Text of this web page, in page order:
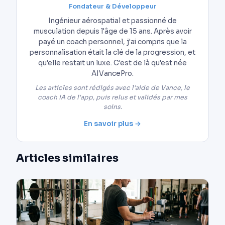
Fondateur & Développeur
Ingénieur aérospatial et passionné de
musculation depuis l'âge de 15 ans. Après avoir
payé un coach personnel, j'ai compris que la
personnalisation était la clé de la progression, et
qu'elle restait un luxe. C'est de là qu'est née
AIVancePro.
Les articles sont rédigés avec l'aide de Vance, le
coach IA de l'app, puis relus et validés par mes
soins.
En savoir plus →
Articles similaires